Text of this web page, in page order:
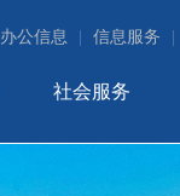
办公信息 信息服务
社会服务